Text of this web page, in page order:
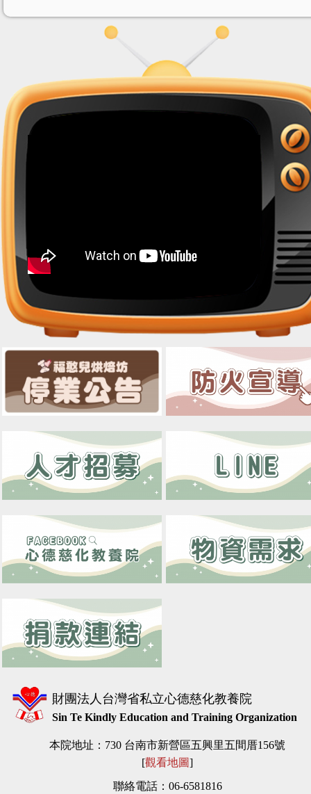
財團法人台灣省私立心德慈化教養院
Sin Te Kindly Education and Training Organization
本院地址：730 台南市新營區五興里五間厝156號
[觀看地圖]
聯絡電話：06-6581816